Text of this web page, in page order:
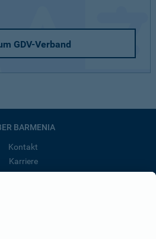
GDV-Verband
BARMENIA
Kontakt
Karriere
der BarmeniaGothaer